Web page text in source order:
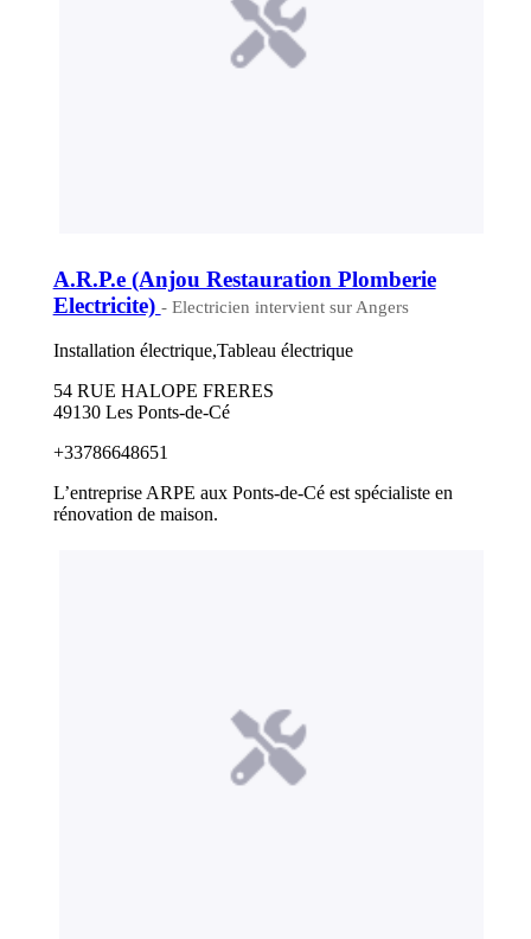
A.R.P.e (Anjou Restauration Plomberie
Electricite) - Electricien intervient sur Angers
Installation électrique,Tableau électrique
54 RUE HALOPE FRERES
49130 Les Ponts-de-Cé
+33786648651
L’entreprise ARPE aux Ponts-de-Cé est spécialiste en
rénovation de maison.